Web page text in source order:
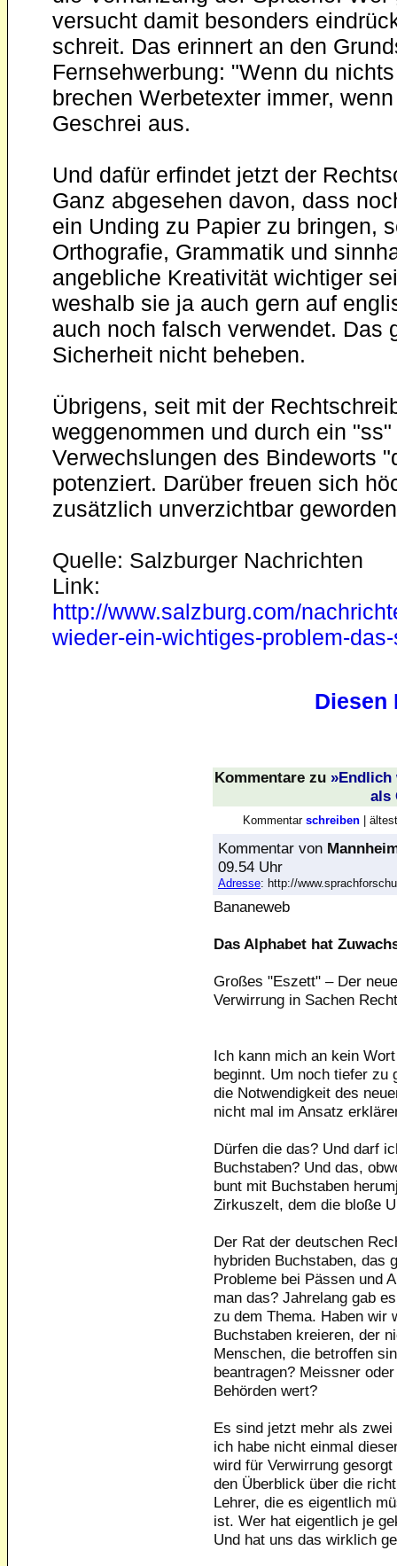
versucht damit besonders
schreit. Das erinnert an den
Fernsehwerbung: "Wenn du
brechen Werbetexter immer,
Geschrei aus.
Und dafür erfindet jetzt der
Ganz abgesehen davon, dass
ein Unding zu Papier zu bringen,
Orthografie, Grammatik und
angebliche Kreativität wichtiger
weshalb sie ja auch gern auf
auch noch falsch verwendet. Das
Sicherheit nicht beheben.
Übrigens, seit mit der
weggenommen und durch ein
Verwechslungen des Bindeworts
potenziert. Darüber freuen sich
zusätzlich unverzichtbar
Quelle: Salzburger Nachrichten
Link:
http://www.salzburg.com/
wieder-ein-wichtiges-problem-
Diesen
Kommentare zu »Endlich
als
Kommentar schreiben |
Kommentar von
09.54 Uhr
Adresse: http://
Bananeweb
Das Alphabet hat
Großes "Eszett" – Der
Verwirrung in Sachen
Ich kann mich an kein
beginnt. Um noch tiefer zu
die Notwendigkeit des
nicht mal im Ansatz
Dürfen die das? Und darf
Buchstaben? Und das,
bunt mit Buchstaben
Zirkuszelt, dem die bloße
Der Rat der deutschen
hybriden Buchstaben, das
Probleme bei Pässen und
man das? Jahrelang gab
zu dem Thema. Haben wir
Buchstaben kreieren, der
Menschen, die betroffen
beantragen? Meissner
Behörden wert?
Es sind jetzt mehr als
ich habe nicht einmal
wird für Verwirrung
den Überblick über die
Lehrer, die es eigentlich
ist. Wer hat eigentlich je
Und hat uns das wirklich